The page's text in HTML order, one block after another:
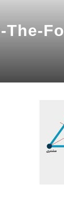
The-